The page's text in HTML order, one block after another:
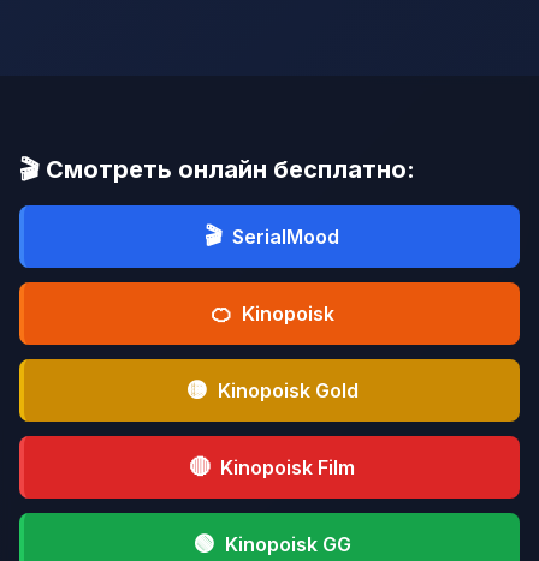
🎬 Смотреть онлайн бесплатно:
🎬 SerialMood
🍊 Kinopoisk
🟡 Kinopoisk Gold
🔴 Kinopoisk Film
🟢 Kinopoisk GG